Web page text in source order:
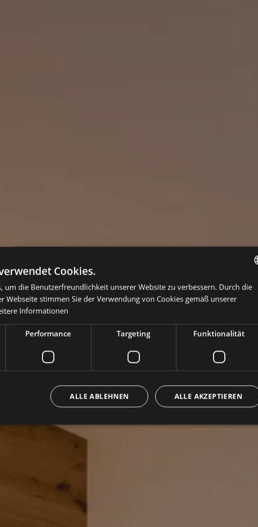
Cookies.
um die Benutzerfreundlichkeit unserer Website zu verbessern. Durch die
Webseite stimmen Sie der Verwendung von Cookies gemäß unserer
Informationen
Performance Targeting Funktionalität
ALLE AKZEPTIEREN
ALLE ABLEHNEN